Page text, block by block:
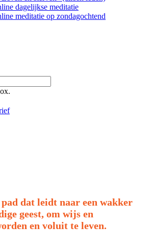
dagelijkse meditatie
meditatie op zondagochtend
dat leidt naar een wakker
geest, om wijs en
en voluit te leven.